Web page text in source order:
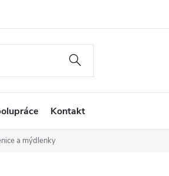
Kontakt
a mýdlenky